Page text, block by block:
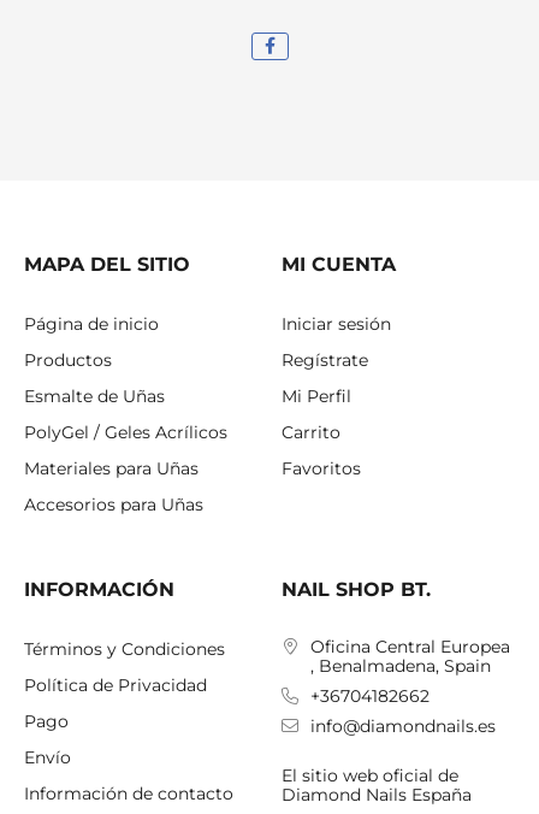
MAPA DEL SITIO
Página de inicio
Productos
Esmalte de Uñas
PolyGel / Geles Acrílicos
Materiales para Uñas
Accesorios para Uñas
MI CUENTA
Iniciar sesión
Regístrate
Mi Perfil
Carrito
Favoritos
INFORMACIÓN
Términos y Condiciones
Política de Privacidad
Pago
Envío
Información de contacto
NAIL SHOP BT.
Oficina Central Europea
, Benalmadena, Spain
+36704182662
info@diamondnails.es
El sitio web oficial de
Diamond Nails España